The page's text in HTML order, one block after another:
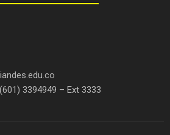
3394949 – Ext 3333